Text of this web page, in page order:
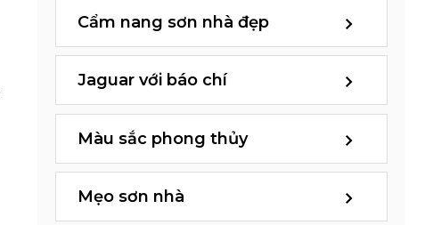
Cẩm nang sơn nhà đẹp
Jaguar với báo chí
Màu sắc phong thủy
Mẹo sơn nhà